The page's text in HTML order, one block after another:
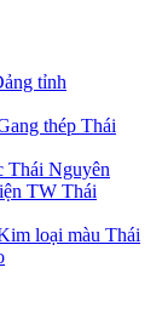
tỉnh
thép Thái
Thái Nguyên
TW Thái
loại màu Thái